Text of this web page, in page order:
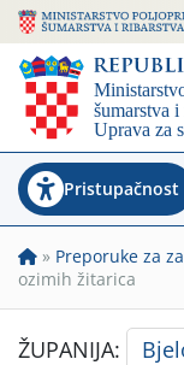
Pristupačnost
» Preporuke za
ozimih žitarica
ŽUPANIJA: